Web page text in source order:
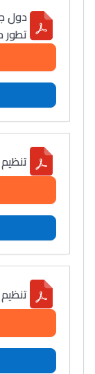
دول
تطور